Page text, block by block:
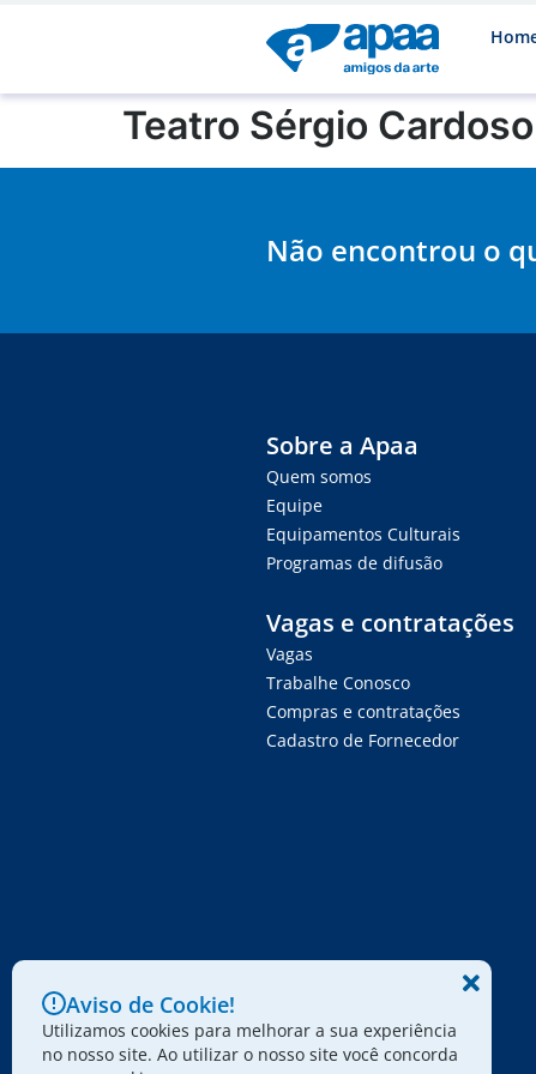
Teatro Sérgio
Não encontrou o
Sobre a Apaa
Quem somos
Equipe
Equipamentos Culturais
Programas de difusão
Vagas e contratações
Vagas
Trabalhe Conosco
Compras e contratações
Cadastro de Fornecedor
Aviso de Cookie!
Utilizamos cookies para melhorar a sua experiência
no nosso site. Ao utilizar o nosso site você concorda